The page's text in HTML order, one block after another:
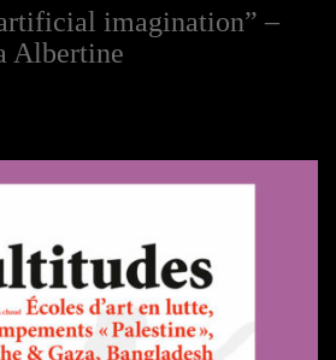
imagination” –
Albertine